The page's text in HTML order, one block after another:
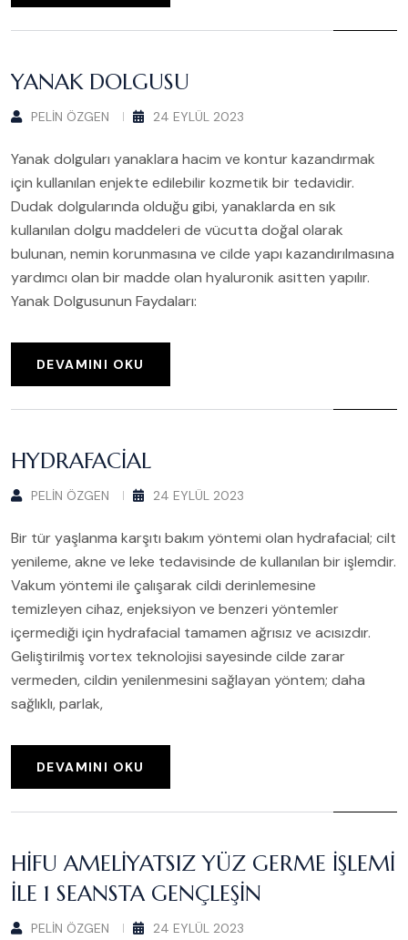
YANAK DOLGUSU
PELIN ÖZGEN 24 EYLÜL 2023
Yanak dolguları yanaklara hacim ve kontur kazandırmak
için kullanılan enjekte edilebilir kozmetik bir tedavidir.
Dudak dolgularında olduğu gibi, yanaklarda en sık
kullanılan dolgu maddeleri de vücutta doğal olarak
bulunan, nemin korunmasına ve cilde yapı kazandırılmasına
yardımcı olan bir madde olan hyaluronik asitten yapılır.
Yanak Dolgusunun Faydaları:
DEVAMINI OKU
HYDRAFACIAL
PELIN ÖZGEN 24 EYLÜL 2023
Bir tür yaşlanma karşıtı bakım yöntemi olan hydrafacial; cilt
yenileme, akne ve leke tedavisinde de kullanılan bir işlemdir.
Vakum yöntemi ile çalışarak cildi derinlemesine
temizleyen cihaz, enjeksiyon ve benzeri yöntemler
içermediği için hydrafacial tamamen ağrısız ve acısızdır.
Geliştirilmiş vortex teknolojisi sayesinde cilde zarar
vermeden, cildin yenilenmesini sağlayan yöntem; daha
sağlıklı, parlak,
DEVAMINI OKU
HIFU AMELIYATSIZ YÜZ GERME İŞLEMI
İLE 1 SEANSTA GENÇLEŞIN
PELIN ÖZGEN 24 EYLÜL 2023